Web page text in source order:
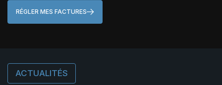
RÉGLER MES FACTURES
ACTUALITÉS